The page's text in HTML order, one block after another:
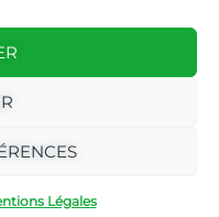
Légales